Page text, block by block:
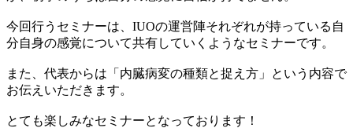
今回行うセミナーは、IUOの運営陣それぞれが持っている自
分自身の感覚について共有していくようなセミナーです。
また、代表からは「内臓病変の種類と捉え方」という内容で
お伝えいただきます。
とても楽しみなセミナーとなっております！